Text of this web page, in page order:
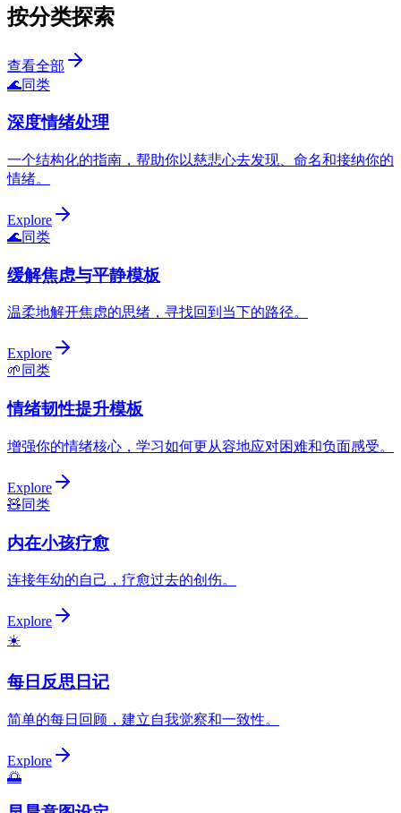
按分类探索
查看全部
🌊同类
深度情绪处理
一个结构化的指南，帮助你以慈悲心去发现、命名和接纳你的
情绪。
Explore
🌊同类
缓解焦虑与平静模板
温柔地解开焦虑的思绪，寻找回到当下的路径。
Explore
🌱 同类
情绪韧性提升模板
增强你的情绪核心，学习如何更从容地应对困难和负面感受。
Explore
🧸同类
内在小孩疗愈
连接年幼的自己，疗愈过去的创伤。
Explore
☀️
每日反思日记
简单的每日回顾，建立自我觉察和一致性。
Explore
🌅